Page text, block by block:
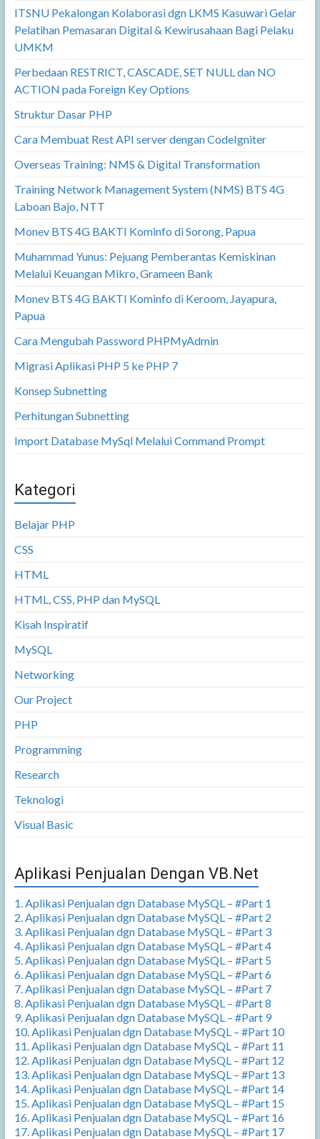
ITSNU Pekalongan Kolaborasi dgn LKMS Kasuwari Gelar
Pelatihan Pemasaran Digital & Kewirusahaan Bagi Pelaku
UMKM
Perbedaan RESTRICT, CASCADE, SET NULL dan NO
ACTION pada Foreign Key Options
Struktur Dasar PHP
Cara Membuat Rest API server dengan CodeIgniter
Overseas Training: NMS & Digital Transformation
Training Network Management System (NMS) BTS 4G
Laboan Bajo, NTT
Monev BTS 4G BAKTI Kominfo di Sorong, Papua
Muhammad Yunus: Pejuang Pemberantas Kemiskinan
Melalui Keuangan Mikro, Grameen Bank
Monev BTS 4G BAKTI Kominfo di Keroom, Jayapura,
Papua
Cara Mengubah Password PHPMyAdmin
Migrasi Aplikasi PHP 5 ke PHP 7
Konsep Subnetting
Perhitungan Subnetting
Import Database MySql Melalui Command Prompt
Kategori
Belajar PHP
CSS
HTML
HTML, CSS, PHP dan MySQL
Kisah Inspiratif
MySQL
Networking
Our Project
PHP
Programming
Research
Teknologi
Visual Basic
Aplikasi Penjualan Dengan VB.Net
1. Aplikasi Penjualan dgn Database MySQL – #Part 1
2. Aplikasi Penjualan dgn Database MySQL – #Part 2
3. Aplikasi Penjualan dgn Database MySQL – #Part 3
4. Aplikasi Penjualan dgn Database MySQL – #Part 4
5. Aplikasi Penjualan dgn Database MySQL – #Part 5
6. Aplikasi Penjualan dgn Database MySQL – #Part 6
7. Aplikasi Penjualan dgn Database MySQL – #Part 7
8. Aplikasi Penjualan dgn Database MySQL – #Part 8
9. Aplikasi Penjualan dgn Database MySQL – #Part 9
10. Aplikasi Penjualan dgn Database MySQL – #Part 10
11. Aplikasi Penjualan dgn Database MySQL – #Part 11
12. Aplikasi Penjualan dgn Database MySQL – #Part 12
13. Aplikasi Penjualan dgn Database MySQL – #Part 13
14. Aplikasi Penjualan dgn Database MySQL – #Part 14
15. Aplikasi Penjualan dgn Database MySQL – #Part 15
16. Aplikasi Penjualan dgn Database MySQL – #Part 16
17. Aplikasi Penjualan dgn Database MySQL – #Part 17